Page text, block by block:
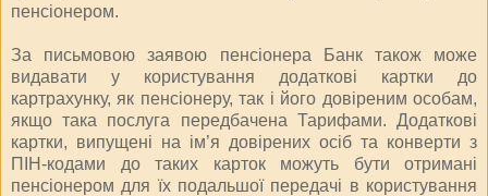
пенсіонером.
За письмовою заявою пенсіонера Банк також може
видавати у користування додаткові картки до
картрахунку, як пенсіонеру, так і його довіреним особам,
якщо така послуга передбачена Тарифами. Додаткові
картки, випущені на ім’я довірених осіб та конверти з
ПІН-кодами до таких карток можуть бути отримані
пенсіонером для їх подальшої передачі в користування